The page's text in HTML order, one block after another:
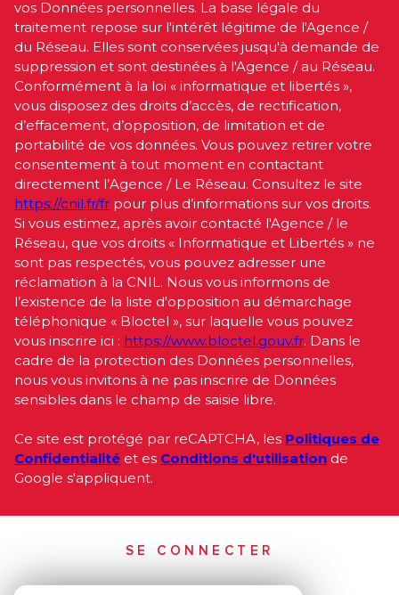
vos Données personnelles. La base légale du
traitement repose sur l'intérêt légitime de l'Agence /
du Réseau. Elles sont conservées jusqu'à demande de
suppression et sont destinées à l'Agence / au Réseau.
Conformément à la loi « informatique et libertés »,
vous disposez des droits d’accès, de rectification,
d’effacement, d’opposition, de limitation et de
portabilité de vos données. Vous pouvez retirer votre
consentement à tout moment en contactant
directement l’Agence / Le Réseau. Consultez le site
https://cnil.fr/fr pour plus d’informations sur vos droits.
Si vous estimez, après avoir contacté l'Agence / le
Réseau, que vos droits « Informatique et Libertés » ne
sont pas respectés, vous pouvez adresser une
réclamation à la CNIL. Nous vous informons de
l’existence de la liste d'opposition au démarchage
téléphonique « Bloctel », sur laquelle vous pouvez
vous inscrire ici : https://www.bloctel.gouv.fr. Dans le
cadre de la protection des Données personnelles,
nous vous invitons à ne pas inscrire de Données
sensibles dans le champ de saisie libre.
Ce site est protégé par reCAPTCHA, les Politiques de
Confidentialité et es Conditions d'utilisation de
Google s'appliquent.
SE CONNECTER